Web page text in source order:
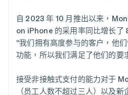
自 2023 年 10 月推出以来，
on iPhone 的采用率同比增长了
“我们拥有高度参与的客户，他
功能，所以我们满足了他们的要
接受非接触式支付的能力对于
（员工人数不超过三人）以及